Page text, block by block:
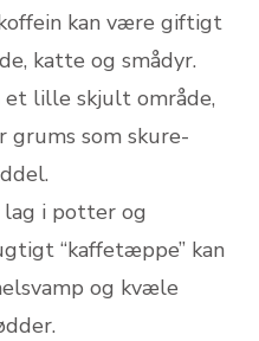
kan være giftigt
katte og smådyr.
lille skjult område,
grums som skure-
lag i potter og
“kaffetæppe” kan
og kvæle